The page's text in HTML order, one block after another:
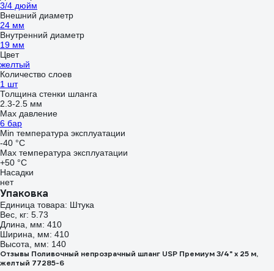
3/4 дюйм
Внешний диаметр
24 мм
Внутренний диаметр
19 мм
Цвет
желтый
Количество слоев
1 шт
Толщина стенки шланга
2.3-2.5 мм
Max давление
6 бар
Min температура эксплуатации
-40 °С
Мах температура эксплуатации
+50 °С
Насадки
нет
Упаковка
Единица товара: Штука
Вес, кг: 5.73
Длина, мм: 410
Ширина, мм: 410
Высота, мм: 140
Отзывы Поливочный непрозрачный шланг USP Премиум 3/4" х 25 м,
желтый 77285-6